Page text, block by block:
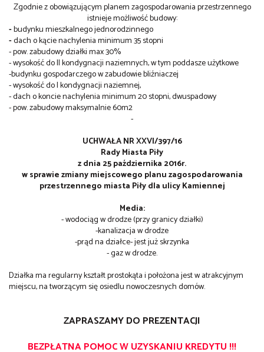
Zgodnie z obowiązującym planem zagospodarowania przestrzennego
istnieje możliwość budowy:
-budynku mieszkalnego jednorodzinnego
-dach o kącie nachylenia minimum 35 stopni
- pow. zabudowy działki max 30%
- wysokość do II kondygnacji naziemnych, w tym poddasze użytkowe
-budynku gospodarczego w zabudowie bliźniaczej
- wysokość do I kondygnacji naziemnej,
- dach o koncie nachylenia minimum 20 stopni, dwuspadowy
- pow. zabudowy maksymalnie 60m2
-
UCHWAŁA NR XXVI/397/16
Rady Miasta Piły
z dnia 25 października 2016r.
w sprawie zmiany miejscowego planu zagospodarowania
przestrzennego miasta Piły dla ulicy Kamiennej
Media:
- wodociąg w drodze (przy granicy działki)
-kanalizacja w drodze
-prąd na działce- jest już skrzynka
- gaz w drodze.
Działka ma regularny kształt prostokąta i położona jest w atrakcyjnym
miejscu, na tworzącym się osiedlu nowoczesnych domów.
ZAPRASZAMY DO PREZENTACJI
BEZPŁATNA POMOC W UZYSKANIU KREDYTU !!!